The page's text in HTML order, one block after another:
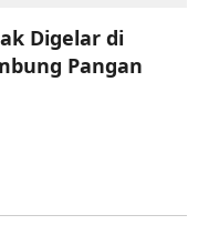
Digelar di
Pangan